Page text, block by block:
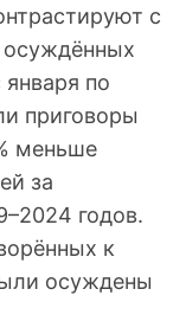
с
по
приговоры
меньше
за
годов.
к
осуждены